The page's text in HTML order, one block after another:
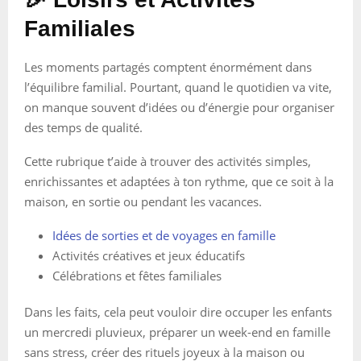
Familiales
Les moments partagés comptent énormément dans
l’équilibre familial. Pourtant, quand le quotidien va vite,
on manque souvent d’idées ou d’énergie pour organiser
des temps de qualité.
Cette rubrique t’aide à trouver des activités simples,
enrichissantes et adaptées à ton rythme, que ce soit à la
maison, en sortie ou pendant les vacances.
Idées de sorties et de voyages en famille
Activités créatives et jeux éducatifs
Célébrations et fêtes familiales
Dans les faits, cela peut vouloir dire occuper les enfants
un mercredi pluvieux, préparer un week-end en famille
sans stress, créer des rituels joyeux à la maison ou